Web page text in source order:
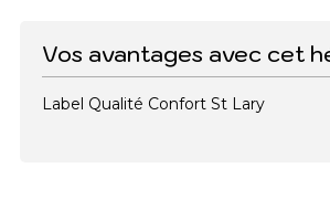
Vos avantages avec cet
Label Qualité Confort St Lary